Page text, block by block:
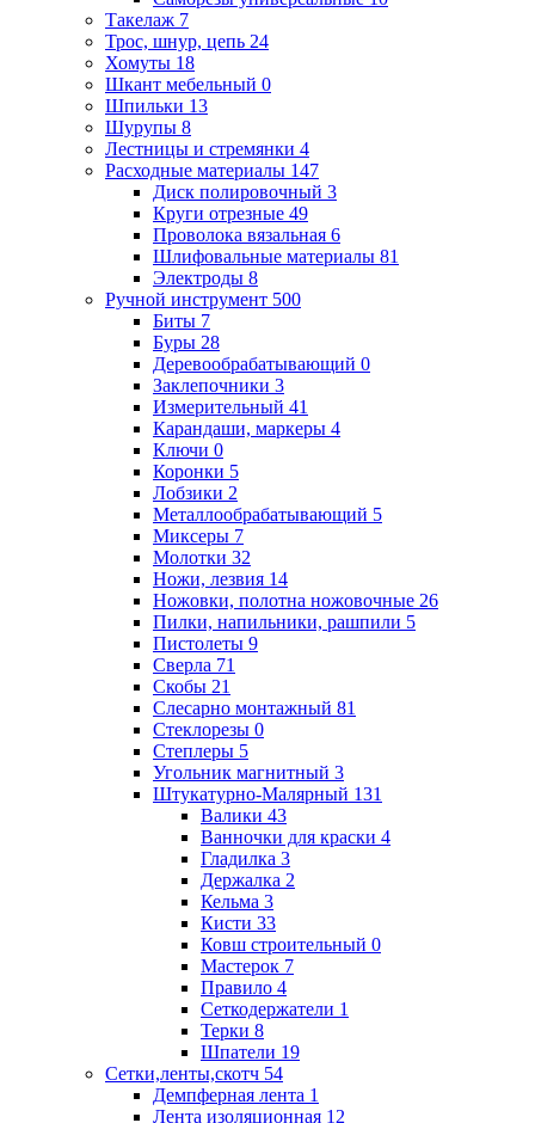
Такелаж 7
Трос, шнур, цепь 24
Хомуты 18
Шкант мебельный 0
Шпильки 13
Шурупы 8
Лестницы и стремянки 4
Расходные материалы 147
Диск полировочный 3
Круги отрезные 49
Проволока вязальная 6
Шлифовальные материалы 81
Электроды 8
Ручной инструмент 500
Биты 7
Буры 28
Деревообрабатывающий 0
Заклепочники 3
Измерительный 41
Карандаши, маркеры 4
Ключи 0
Коронки 5
Лобзики 2
Металлообрабатывающий 5
Миксеры 7
Молотки 32
Ножи, лезвия 14
Ножовки, полотна ножовочные 26
Пилки, напильники, рашпили 5
Пистолеты 9
Сверла 71
Скобы 21
Слесарно монтажный 81
Стеклорезы 0
Степлеры 5
Угольник магнитный 3
Штукатурно-Малярный 131
Валики 43
Ванночки для краски 4
Гладилка 3
Держалка 2
Кельма 3
Кисти 33
Ковш строительный 0
Мастерок 7
Правило 4
Сеткодержатели 1
Терки 8
Шпатели 19
Сетки,ленты,скотч 54
Демпферная лента 1
Лента изоляционная 12